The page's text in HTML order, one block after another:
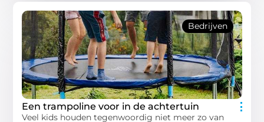
Bedrijven
Een trampoline voor in de achtertuin
Veel kids houden tegenwoordig niet meer zo van